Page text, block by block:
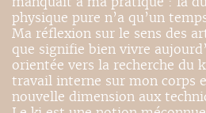
physique pure n’a qu’un
Ma réflexion sur le sens des
que signifie bien vivre
orientée vers la recherche du
travail interne sur mon corps
nouvelle dimension aux